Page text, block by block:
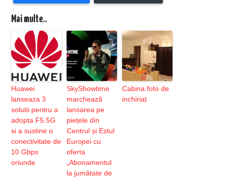
Mai multe..
Huawei
lanseaza 3
solutii pentru a
adopta F5.5G
si a sustine o
conectivitate de
10 Gbps
oriunde
SkyShowtime
marchează
lansarea pe
piețele din
Centrul și Estul
Europei cu
oferta
„Abonamentul
la jumătate de
Cabina foto de
inchiriat